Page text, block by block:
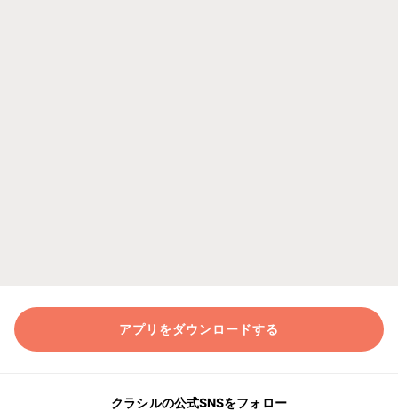
アプリをダウンロードする
クラシルの公式SNSをフォロー